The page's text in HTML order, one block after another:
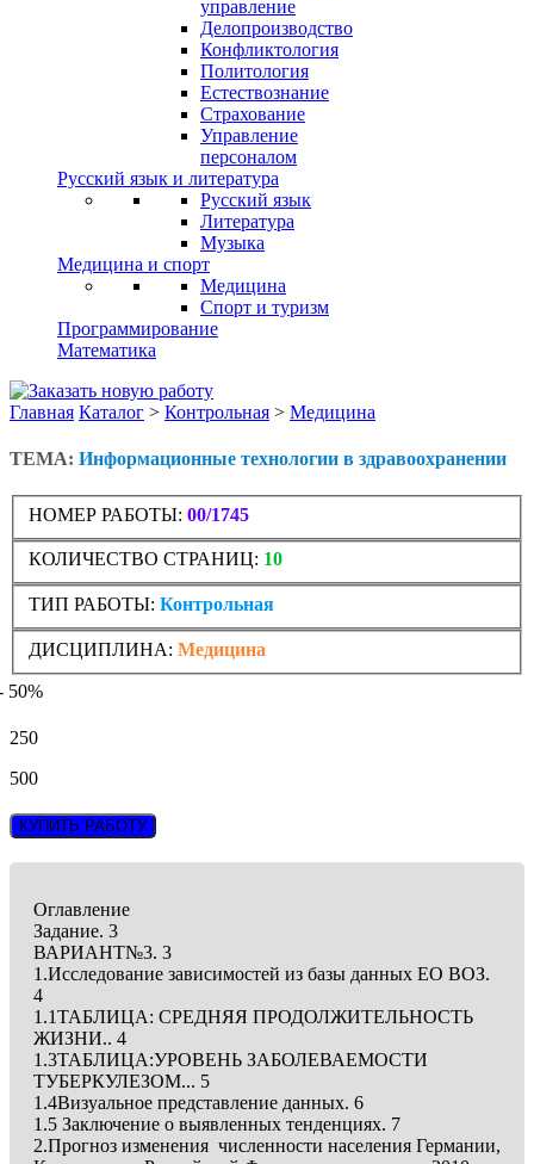
управление
Делопроизводство
Конфликтология
Политология
Естествознание
Страхование
Управление
персоналом
Русский язык и литература
Русский язык
Литература
Музыка
Медицина и спорт
Медицина
Спорт и туризм
Программирование
Математика
Главная Каталог > Контрольная > Медицина
ТЕМА: Информационные технологии в здравоохранении
НОМЕР РАБОТЫ: 00/1745
КОЛИЧЕСТВО СТРАНИЦ: 10
ТИП РАБОТЫ: Контрольная
ДИСЦИПЛИНА: Медицина
50%
250
500
КУПИТЬ РАБОТУ
Оглавление
Задание. 3
ВАРИАНТ№3. 3
1.Исследование зависимостей из базы данных ЕО ВОЗ.
4
1.1ТАБЛИЦА: СРЕДНЯЯ ПРОДОЛЖИТЕЛЬНОСТЬ
ЖИЗНИ.. 4
1.3ТАБЛИЦА:УРОВЕНЬ ЗАБОЛЕВАЕМОСТИ
ТУБЕРКУЛЕЗОМ... 5
1.4Визуальное представление данных. 6
1.5 Заключение о выявленных тенденциях. 7
2.Прогноз изменения численности населения Германии,